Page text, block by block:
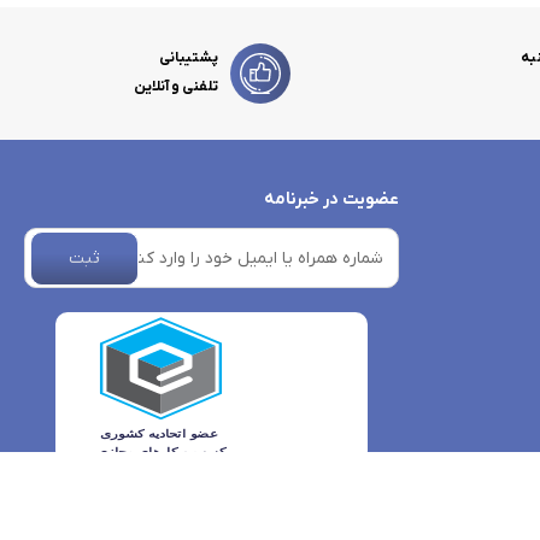
پشتیبانی
تلفنی و آنلاین
عضویت در خبرنامه
ثبت